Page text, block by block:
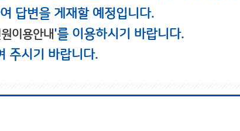
답변을 게재할 예정입니다.
이용안내'를 이용하시기 바랍니다.
주시기 바랍니다.